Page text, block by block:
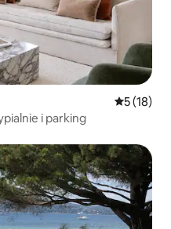
Średnia
5 (18)
i parking